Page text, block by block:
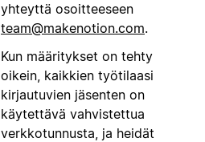
yhteyttä osoitteeseen
team@makenotion.com.
Kun määritykset on tehty
oikein, kaikkien työtilaasi
kirjautuvien jäsenten on
käytettävä vahvistettua
verkkotunnusta, ja heidät